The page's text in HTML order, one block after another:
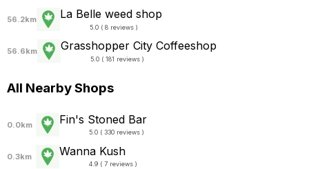
56.2km La Belle weed shop
5.0 ( 8 reviews )
56.6km Grasshopper City Coffeeshop
5.0 ( 181 reviews )
All Nearby Shops
0.0km Fin's Stoned Bar
5.0 ( 330 reviews )
0.3km Wanna Kush
4.9 ( 7 reviews )